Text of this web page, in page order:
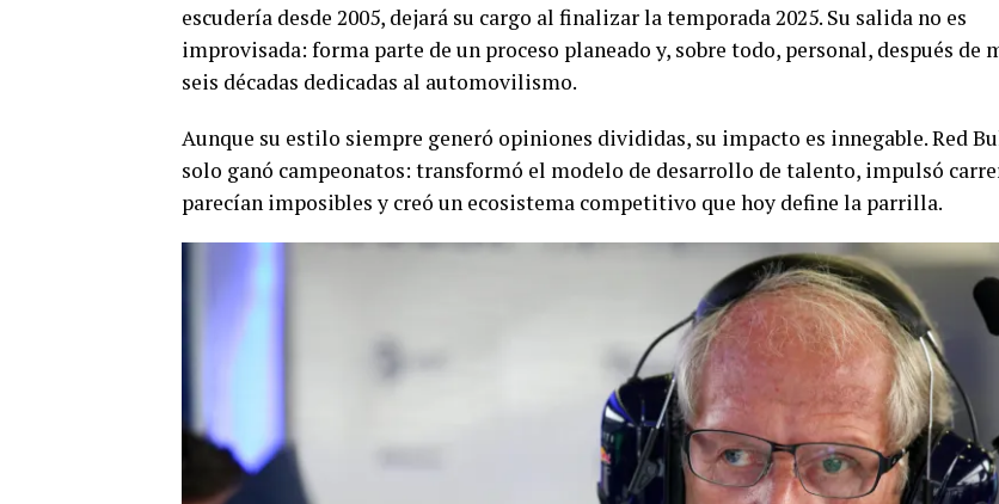
escudería desde 2005, dejará su cargo al finalizar la temporada 2025. Su salida no es
improvisada: forma parte de un proceso planeado y, sobre todo, personal, después de
seis décadas dedicadas al automovilismo.
Aunque su estilo siempre generó opiniones divididas, su impacto es innegable. Red
solo ganó campeonatos: transformó el modelo de desarrollo de talento, impulsó
parecían imposibles y creó un ecosistema competitivo que hoy define la parrilla.